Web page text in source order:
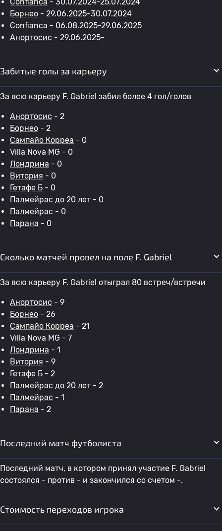
Борнео - 29.06.2025-30.07.2024
Confianca - 06.08.2025-29.06.2025
Анортосис - 29.06.2025-
Забитые голы за карьеру
За всю карьеру F. Gabriel забил более 4 гол/голов
Анортосис - 2
Борнео - 2
Сампайо Корреа - 0
Villa Nova MG - 0
Лондрина - 0
Витория - 0
Гетафе Б - 0
Палмейрас до 20 лет - 0
Палмейрас - 0
Парана - 0
Сколько матчей провел на поле F. Gabriel
За всю карьеру F. Gabriel отыграл 80 встреч/встречи
Анортосис - 9
Борнео - 26
Сампайо Корреа - 21
Villa Nova MG - 7
Лондрина - 1
Витория - 9
Гетафе Б - 2
Палмейрас до 20 лет - 2
Палмейрас - 1
Парана - 2
Последний матч футболиста
Последний матч, в котором принял участие F. Gabriel
состоялся - против - и закончился со счетом -.
Стоимость переходов игрока